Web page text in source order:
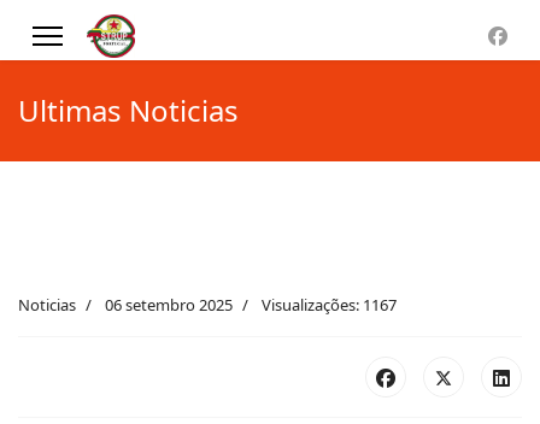
Ultimas Noticias
Noticias 06 setembro 2025 Visualizações: 1167